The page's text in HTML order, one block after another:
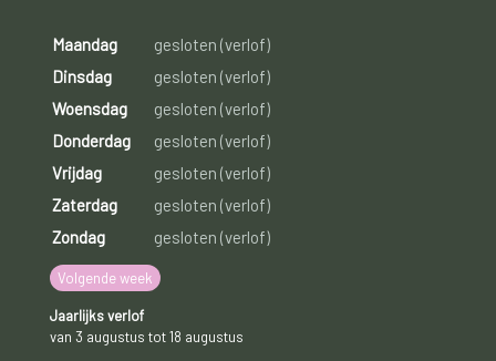
Maandag
gesloten (verlof)
Dinsdag
gesloten (verlof)
Woensdag
gesloten (verlof)
Donderdag
gesloten (verlof)
Vrijdag
gesloten (verlof)
Zaterdag
gesloten (verlof)
Zondag
gesloten (verlof)
Volgende week
Jaarlijks verlof
van 3 augustus tot 18 augustus